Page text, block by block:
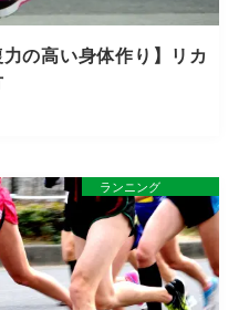
の高い身体作り】リカ
ランニング